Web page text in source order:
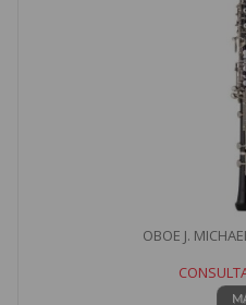
OBOE J.